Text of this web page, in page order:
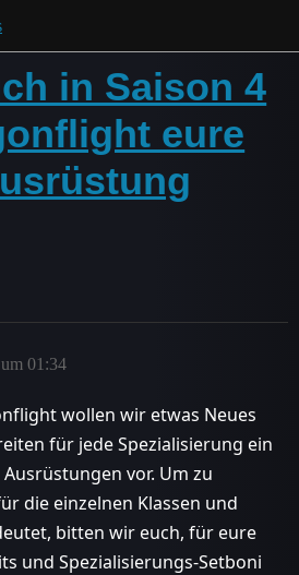
in Saison 4
eure
01:34
wollen wir etwas Neues
für jede Spezialisierung ein
vor. Um zu
die einzelnen Klassen und
bitten wir euch, für eure
und Spezialisierungs-Setboni